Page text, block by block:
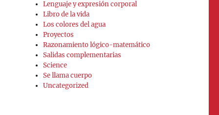
Lenguaje y expresión corporal
Libro de la vida
Los colores del agua
Proyectos
Razonamiento lógico-matemático
Salidas complementarias
Science
Se llama cuerpo
Uncategorized